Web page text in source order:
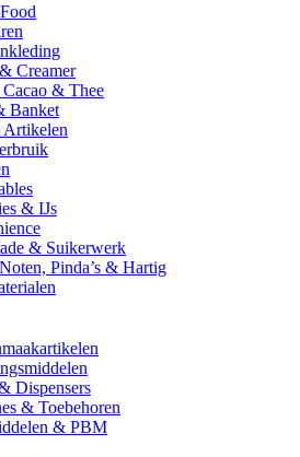
Creamer
& Thee
Banket
Artikelen
& IJs
& Suikerwerk
Pinda’s & Hartig
Dispensers
& Toebehoren
& PBM